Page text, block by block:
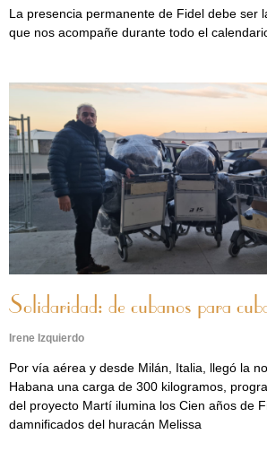
La presencia permanente de Fidel debe ser
que nos acompañe durante todo el
Solidaridad: de cubanos para
Irene Izquierdo
Por vía aérea y desde Milán, Italia, llegó la
Habana una carga de 300 kilogramos,
del proyecto Martí ilumina los Cien años de
damnificados del huracán Melissa